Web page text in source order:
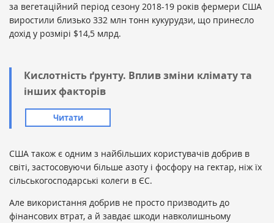
за вегетаційний період сезону 2018-19 років фермери США
виростили близько 332 млн тонн кукурудзи, що принесло
дохід у розмірі $14,5 млрд.
Кислотність ґрунту. Вплив зміни клімату та
інших факторів
Читати
США також є одним з найбільших користувачів добрив в
світі, застосовуючи більше азоту і фосфору на гектар, ніж їх
сільськогосподарські колеги в ЄС.
Але використання добрив не просто призводить до
фінансових втрат, а й завдає шкоди навколишньому